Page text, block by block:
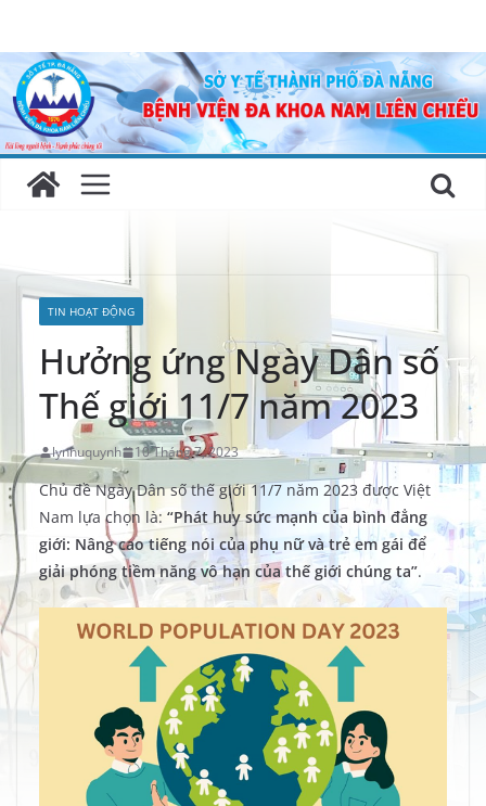
content
TIN HOẠT ĐỘNG
Hưởng ứng Ngày Dân số
Thế giới 11/7 năm 2023
lynhuquynh 10 Tháng 7, 2023
Chủ đề Ngày Dân số thế giới 11/7 năm 2023 được Việt
Nam lựa chọn là: “Phát huy sức mạnh của bình đẳng
giới: Nâng cao tiếng nói của phụ nữ và trẻ em gái để
giải phóng tiềm năng vô hạn của thế giới chúng ta”.